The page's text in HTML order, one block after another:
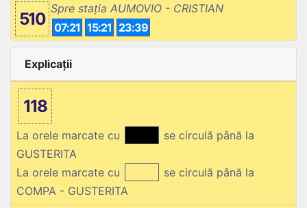
510
Spre stația AUMOVIO - CRISTIAN
07:21 15:21 23:39
Explicații
118
La orele marcate cu
se circulă până la
GUSTERITA
La orele marcate cu
se circulă până la
COMPA - GUSTERITA